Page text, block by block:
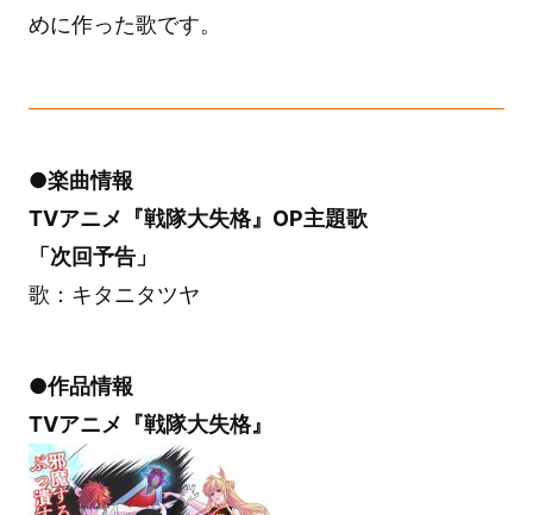
めに作った歌です。
●楽曲情報
TVアニメ『戦隊大失格』OP主題歌
「次回予告」
歌：キタニタツヤ
●作品情報
TVアニメ『戦隊大失格』